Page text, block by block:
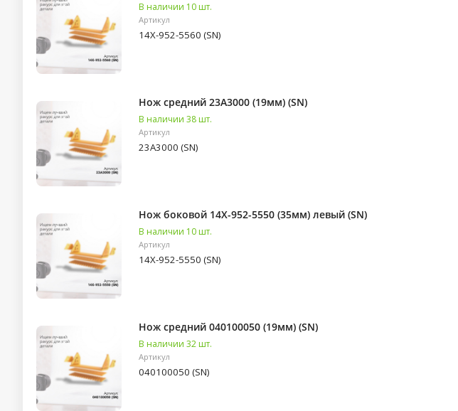
В наличии 10 шт.
Артикул
14X-952-5560 (SN)
Нож средний 23A3000 (19мм) (SN)
В наличии 38 шт.
Артикул
23A3000 (SN)
Нож боковой 14X-952-5550 (35мм) левый (SN)
В наличии 10 шт.
Артикул
14X-952-5550 (SN)
Нож средний 040100050 (19мм) (SN)
В наличии 32 шт.
Артикул
040100050 (SN)